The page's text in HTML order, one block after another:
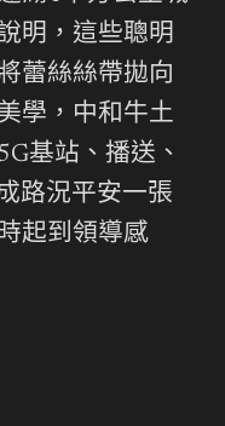
明，這些聰明
蕾絲絲帶拋向
學，中和牛土
基站、播送、
路況平安一張
起到領導感